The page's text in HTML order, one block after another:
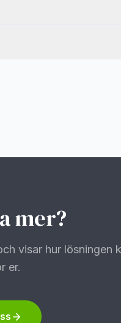
mer?
visar hur lösningen
er.